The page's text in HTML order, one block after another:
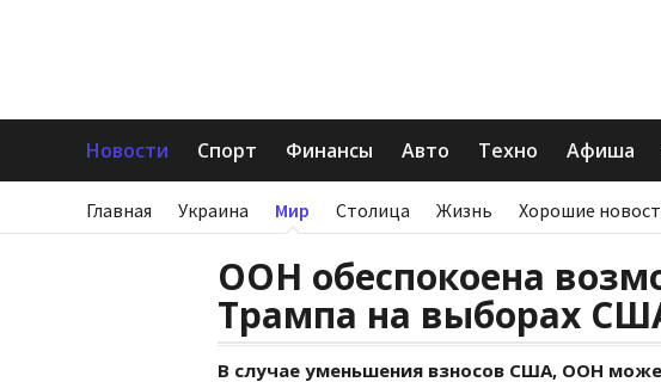
Новости Спорт Финансы Авто Техно Афиша
Главная Украина Мир Столица Жизнь Хорошие
ООН обеспокоена
Трампа на выборах
В случае уменьшения взносов США, ООН